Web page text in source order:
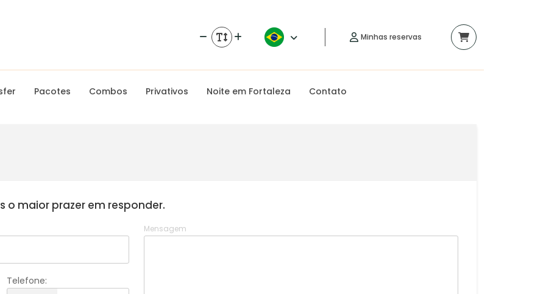
Minhas reservas
Pacotes Combos Privativos Noite em Fortaleza Contato
o maior prazer em responder.
Telefone:
Mensagem